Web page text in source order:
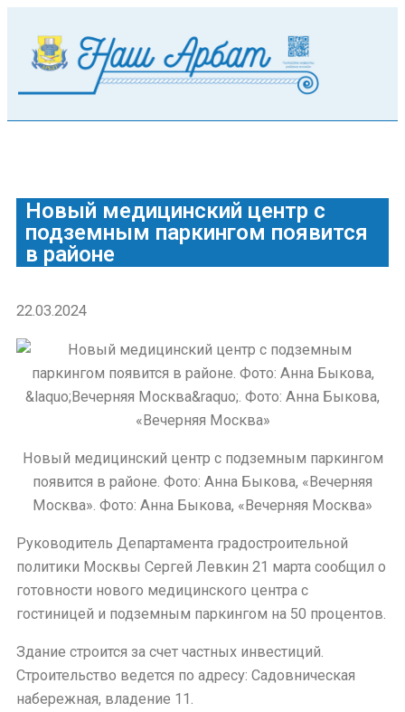
Новый медицинский центр с
подземным паркингом появится
в районе
22.03.2024
Новый медицинский центр с подземным паркингом
появится в районе. Фото: Анна Быкова, «Вечерняя
Москва». Фото: Анна Быкова, «Вечерняя Москва»
Руководитель Департамента градостроительной
политики Москвы Сергей Левкин 21 марта сообщил о
готовности нового медицинского центра с
гостиницей и подземным паркингом на 50 процентов.
Здание строится за счет частных инвестиций.
Строительство ведется по адресу: Садовническая
набережная, владение 11.